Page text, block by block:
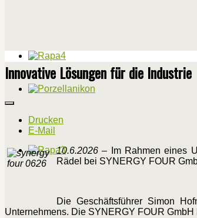
Innovative Lösungen für die Industrie
Drucken
E-Mail
10.6.2026 – Im Rahmen eines
Rädel bei SYNERGY FOUR
Die Geschäftsführer Simon
Unternehmens. Die SYNERGY FOUR